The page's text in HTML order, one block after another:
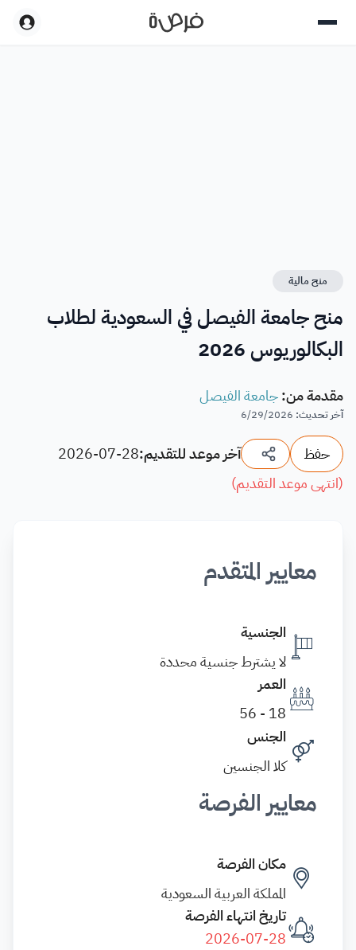
منح مالية
منح جامعة الفيصل في السعودية لطلاب
البكالوريوس 2026
مقدمة من:جامعة الفيصل
آخر تحديث:
6/29/2026
حفظ آخر موعد للتقديم:2026-07-28
(انتهى موعد التقديم)
معايير المتقدم
الجنسية
لا يشترط جنسية محددة
العمر
18 - 56
الجنس
كلا الجنسين
معايير الفرصة
مكان الفرصة
المملكة العربية السعودية
تاريخ انتهاء الفرصة
2026-07-28